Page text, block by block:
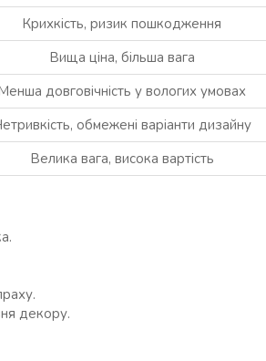
Крихкість, ризик пошкодження
Вища ціна, більша вага
довговічність у вологих умовах
обмежені варіанти дизайну
Велика вага, висока вартість
декору.